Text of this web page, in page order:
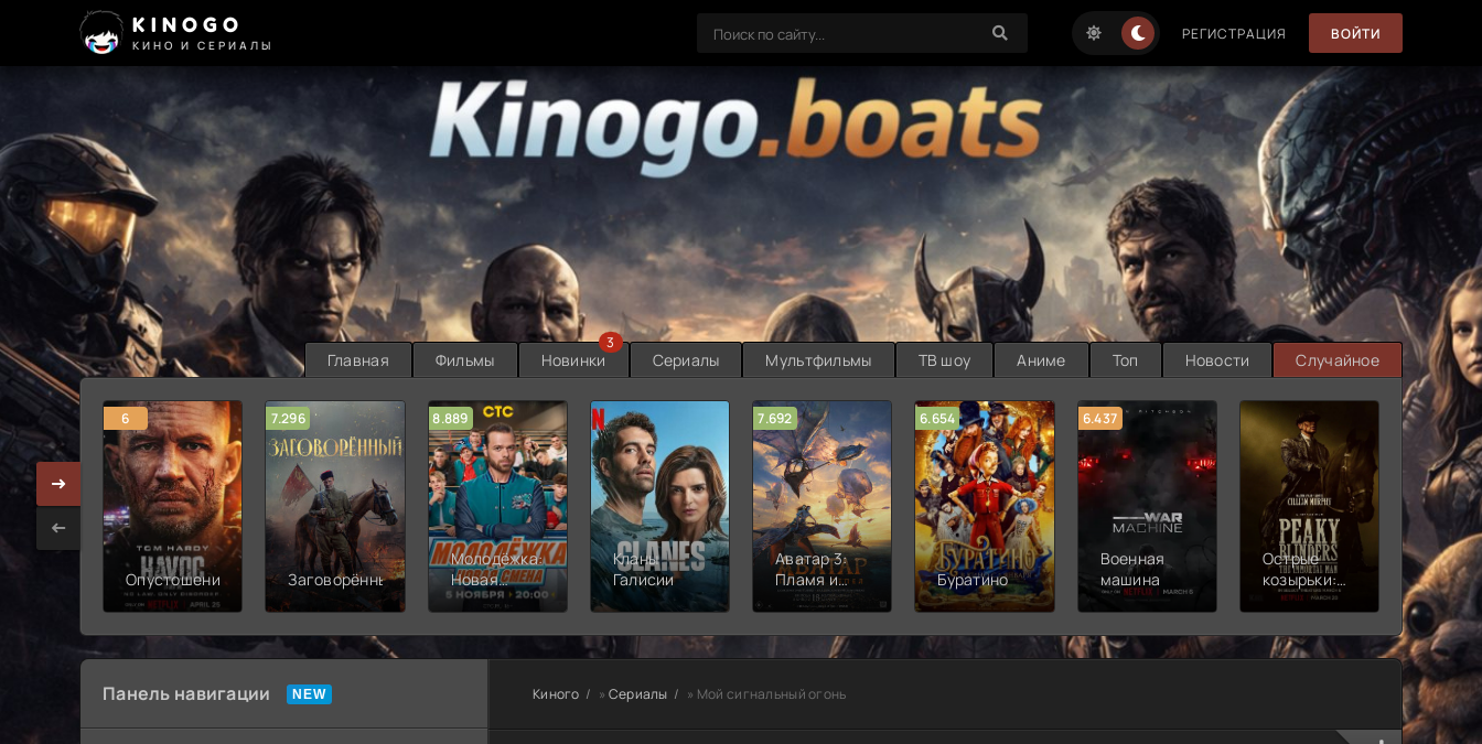
KINOGO
КИНО И СЕРИАЛЫ
РЕГИСТРАЦИЯ ВОЙТИ
Главная Фильмы Новинки
3
Сериалы Мультфильмы ТВ шоу Аниме Топ Новости Случайное
6
Опустошение
7.296
Заговорённый
8.889
Молодёжка:
Новая
смена
Кланы
Галисии
7.692
Аватар 3:
Пламя и
пепел
6.654
Буратино
6.437
Военная
машина
Острые
козырьки:
Бессмертный
7.187
2
Панель навигации Киного » Сериалы » Мой сигнальный огонь